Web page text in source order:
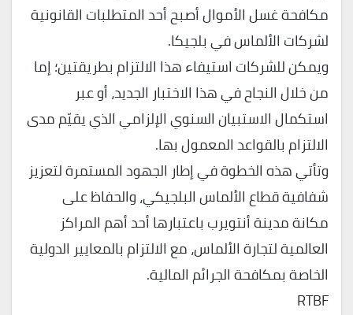
مكافحة غسل الأموال أصبح أحد المتطلبات القانونية
لشركات الألماس في بلجيكا.
ويمكن للشركات استيفاء هذا الالتزام بطريقتين؛ إما
من خلال النجاح في هذا الاختبار الجديد، أو عبر
استكمال الاستبيان السنوي الإلزامي الذي يقيّم مدى
الالتزام بالقواعد المعمول بها.
وتأتي هذه الخطوة في إطار الجهود المستمرة لتعزيز
شفافية قطاع الألماس البلجيكي، والحفاظ على
مكانة مدينة أنتويرب باعتبارها أحد أهم المراكز
العالمية لتجارة الألماس، مع الالتزام بالمعايير الدولية
الخاصة بمكافحة الجرائم المالية.
RTBF